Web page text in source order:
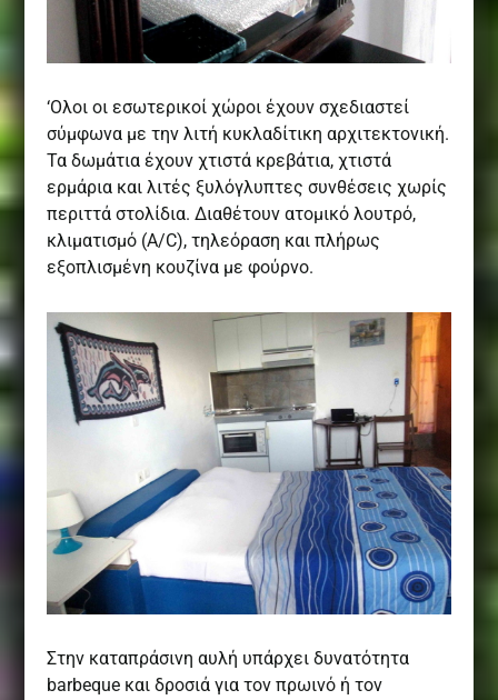
‘Ολοι οι εσωτερικοί χώροι έχουν σχεδιαστεί
σύμφωνα με την λιτή κυκλαδίτικη αρχιτεκτονική.
Τα δωμάτια έχουν χτιστά κρεβάτια, χτιστά
ερμάρια και λιτές ξυλόγλυπτες συνθέσεις χωρίς
περιττά στολίδια. Διαθέτουν ατομικό λουτρό,
κλιματισμό (Α/C), τηλεόραση και πλήρως
εξοπλισμένη κουζίνα με φούρνο.
Στην καταπράσινη αυλή υπάρχει δυνατότητα
barbeque και δροσιά για τον πρωινό ή τον